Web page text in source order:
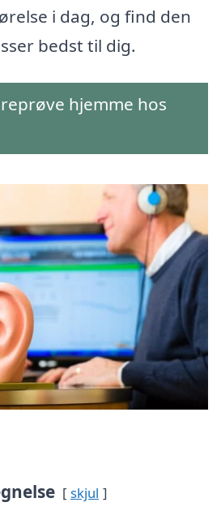
i dag, og find den
bedst til dig.
hjemme hos
skjul